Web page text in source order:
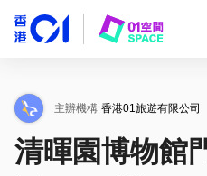
主辦機構 香港01旅遊有限公司
清暉園博物館